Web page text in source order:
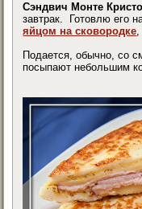
Сэндвич Монте Кристо
завтрак. Готовлю его
яйцом на сковородке,
Подается, обычно, со
посыпают небольшим